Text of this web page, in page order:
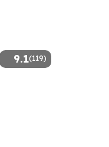
9.1(119)